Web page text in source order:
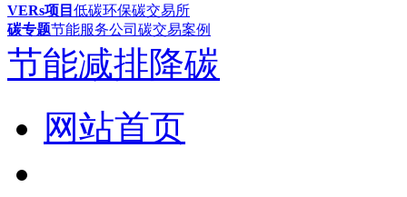
VERs项目 低碳环保碳交易所
碳专题节能服务公司 碳交易案例
节能减排降碳
网站首页